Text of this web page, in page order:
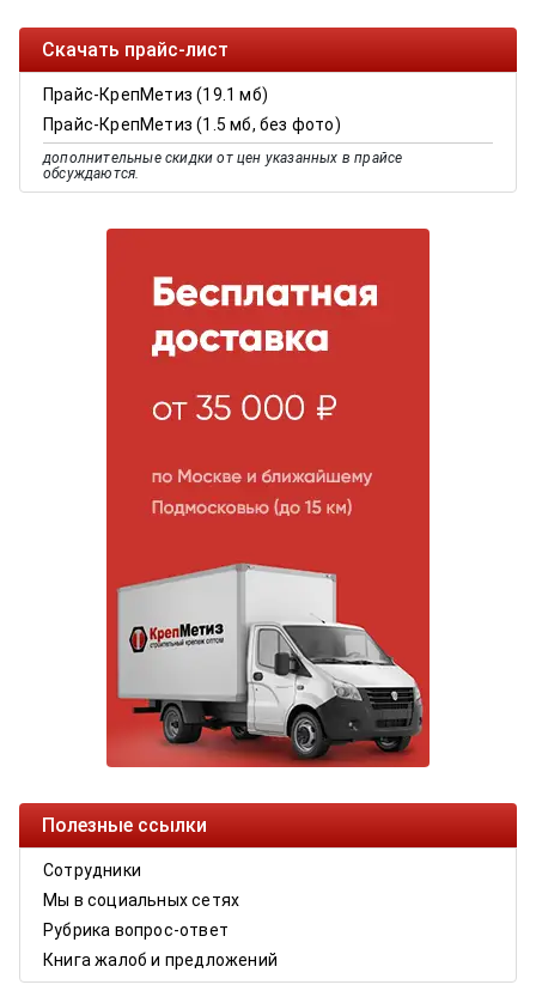
Скачать прайс-лист
Прайс-КрепМетиз (19.1 мб)
Прайс-КрепМетиз (1.5 мб, без фото)
дополнительные скидки от цен указанных в прайсе
обсуждаются.
Полезные ссылки
Сотрудники
Мы в социальных сетях
Рубрика вопрос-ответ
Книга жалоб и предложений